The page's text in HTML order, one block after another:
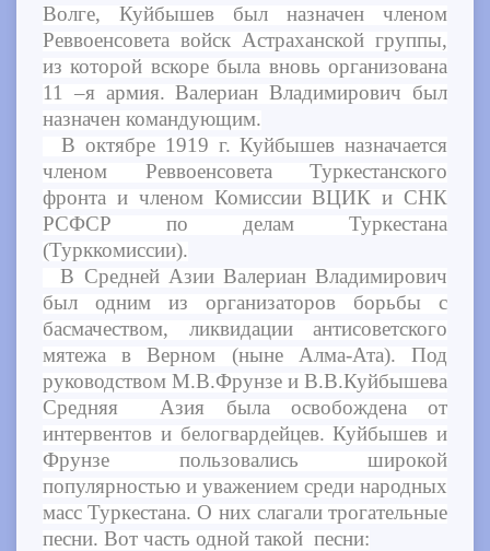
Волге, Куйбышев был назначен членом
Реввоенсовета войск Астраханской группы,
из которой вскоре была вновь организована
11 –я армия. Валериан Владимирович был
назначен командующим.
В октябре 1919 г. Куйбышев назначается
членом Реввоенсовета Туркестанского
фронта и членом Комиссии ВЦИК и СНК
РСФСР по делам Туркестана
(Турккомиссии).
В Средней Азии Валериан Владимирович
был одним из организаторов борьбы с
басмачеством, ликвидации антисоветского
мятежа в Верном (ныне Алма-Ата). Под
руководством М.В.Фрунзе и В.В.Куйбышева
Средняя Азия была освобождена от
интервентов и белогвардейцев. Куйбышев и
Фрунзе пользовались широкой
популярностью и уважением среди народных
масс Туркестана. О них слагали трогательные
песни. Вот часть одной такой песни: